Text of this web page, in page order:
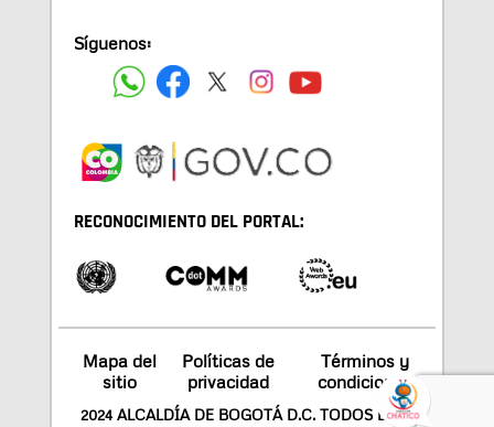
Síguenos:
RECONOCIMIENTO DEL PORTAL:
Mapa del
sitio
Políticas de
privacidad
Términos y
condiciones
2024 ALCALDÍA DE BOGOTÁ D.C. TODOS LOS